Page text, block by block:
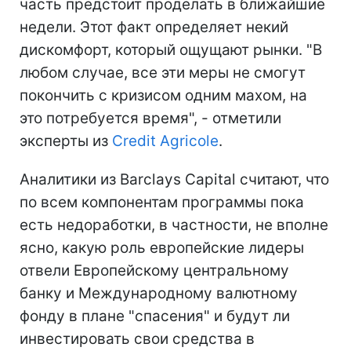
часть предстоит проделать в ближайшие
недели. Этот факт определяет некий
дискомфорт, который ощущают рынки. "В
любом случае, все эти меры не смогут
покончить с кризисом одним махом, на
это потребуется время", - отметили
эксперты из Credit Agricole.
Аналитики из Barclays Capital считают, что
по всем компонентам программы пока
есть недоработки, в частности, не вполне
ясно, какую роль европейские лидеры
отвели Европейскому центральному
банку и Международному валютному
фонду в плане "спасения" и будут ли
инвестировать свои средства в